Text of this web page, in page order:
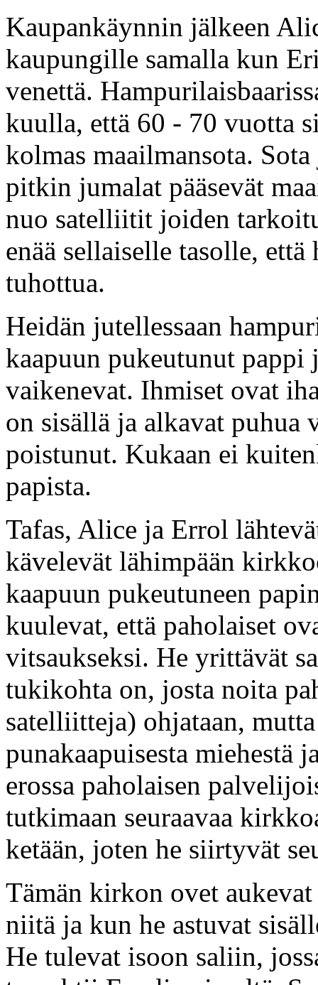
Kaupankäynnin jälkeen
kaupungille samalla kun
venettä.
kuulla, että 60 - 70 vuotta
kolmas maailmansota.
pitkin jumalat pääsevät
nuo satelliitit joiden
enää sellaiselle tasolle,
tuhottua.
Heidän jutellessaan
kaapuun pukeutunut
vaikenevat. Ihmiset ovat
on sisällä ja alkavat puhua
poistunut. Kukaan ei
papista.
Tafas, Alice ja Errol
kävelevät lähimpään
kaapuun pukeutuneen
kuulevat, että paholaiset
vitsaukseksi. He yrittävät
tukikohta on, josta noita
satelliitteja) ohjataan,
punakaapuisesta miehestä
erossa paholaisen
tutkimaan seuraavaa
ketään, joten he siirtyvät
Tämän kirkon ovet
niitä ja kun he astuvat
He tulevat isoon saliin,